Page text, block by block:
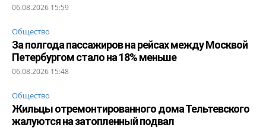
06.08.2026 15:59
Общество
За полгода пассажиров на рейсах между Москвой
Петербургом стало на 18% меньше
06.08.2026 15:48
Общество
Жильцы отремонтированного дома Тельтевского
жалуются на затопленный подвал